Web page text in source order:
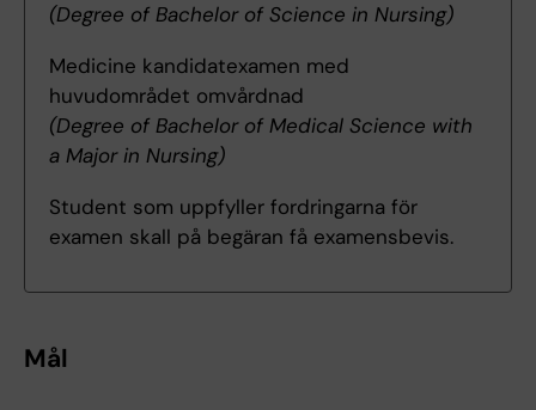
(Degree of Bachelor of Science in Nursing)
Medicine kandidatexamen med
huvudområdet omvårdnad
(Degree of Bachelor of Medical Science with
a Major in Nursing)
Student som uppfyller fordringarna för
examen skall på begäran få examensbevis.
Mål